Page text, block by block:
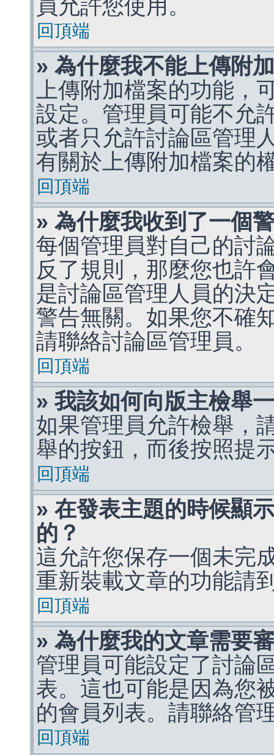
員允許您使用。
回頂端
» 為什麼我不能上傳附
上傳附加檔案的功能，
設定。管理員可能不允
或者只允許討論區管理
有關於上傳附加檔案的
回頂端
» 為什麼我收到了一個
每個管理員對自己的討
反了規則，那麼您也許
是討論區管理人員的決
警告無關。如果您不確
請聯絡討論區管理員。
回頂端
» 我該如何向版主檢舉
如果管理員允許檢舉，
舉的按鈕，而後按照提
回頂端
» 在發表主題的時候顯
的？
這允許您保存一個未完
重新裝載文章的功能請
回頂端
» 為什麼我的文章需要
管理員可能設定了討論
表。這也可能是因為您
的會員列表。請聯絡管
回頂端